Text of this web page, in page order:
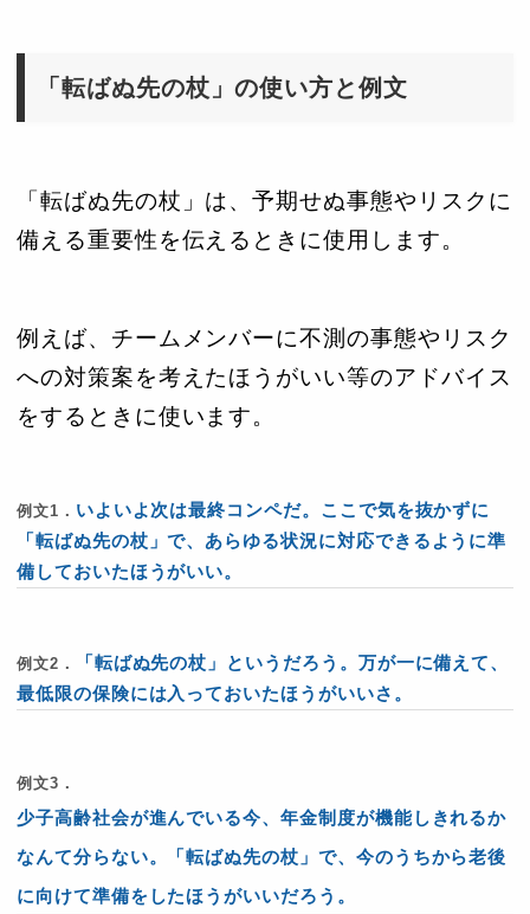
「転ばぬ先の杖」の使い方と例文
「転ばぬ先の杖」は、予期せぬ事態やリスクに
備える重要性を伝えるときに使用します。
例えば、チームメンバーに不測の事態やリスク
への対策案を考えたほうがいい等のアドバイス
をするときに使います。
例文1． いよいよ次は最終コンペだ。ここで気を抜かずに
「転ばぬ先の杖」で、あらゆる状況に対応できるように準
備しておいたほうがいい。
例文2．
「転ばぬ先の杖」というだろう。万が一に備えて、
最低限の保険には入っておいたほうがいいさ。
例文3．
少子高齢社会が進んでいる今、年金制度が機能しきれるか
なんて分らない。「転ばぬ先の杖」で、今のうちから老後
に向けて準備をしたほうがいいだろう。